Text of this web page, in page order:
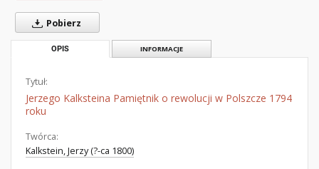
Pobierz
OPIS INFORMACJE
Tytuł:
Jerzego Kalksteina Pamiętnik o rewolucji w Polszcze 1794
roku
Twórca:
Kalkstein, Jerzy (?-ca 1800)